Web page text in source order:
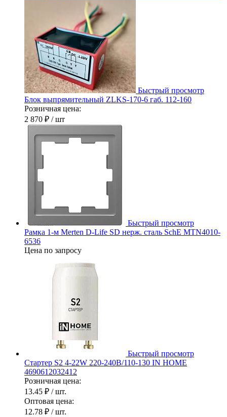
Быстрый просмотр
Блок выпрямительный ZLKS-170-6 габ. 112-160
Розничная цена:
2 870 ₽ / шт
Быстрый просмотр
Рамка 1-м Merten D-Life SD нерж. сталь SchE MTN4010-
6536
Цена по запросу
Быстрый просмотр
Стартер S2 4-22W 220-240В/110-130 IN HOME
4690612032412
Розничная цена:
13.45 ₽ / шт.
Оптовая цена:
12.78 ₽ / шт.